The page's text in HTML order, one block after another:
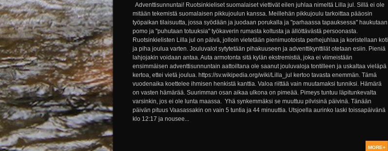
Adventtisunnuntai! Ruotsinkieliset suomalaiset viettivät eilen juhlaa nimeltä Lilla jul. Sillä ei ole
mitään tekemistä suomalaisen pikkujoulun kanssa. Meillehän pikkujoulu tarkoittaa pääosin
työpaikan tilaisuutta, jossa syödään ja juodaan porukalla ja "parhaassa tapauksessa" haukutaan
pomo ja "puhutaan totuuksia" työkaverin rumasta koltusta ja ällöttävästä persoonasta.
Ruotsinkielisten Lilla jul on päivä, jolloin vietetään pienimuotoista perhejuhlaa ja koristellaan koti
ja piha joulua varten. Jouluvalot sytytetään pihakuuseen ja adventtikynttilät otetaan esiin. Pieniä
lahjojakin voidaan antaa. Auta armotonta sitä kylän ekstremistiä, joka ei viimeistään
ensimmäisen adventtisunnuntain aattoiltana ole saanut jouluvaloja tontilleen ja uskaltaa vieläpä
kertoa, ettei vietä joulua. https://sv.wikipedia.org/wiki/Lilla_jul kertoo tavasta enemmän. Tämä
vuodenaika koettelee ihmisen henkistä kanttia. Valoa riittää vain muutamaksi tunniksi. Hämärä
on vasten hämärää. Suurimman osan aikaa ulkona on pimeää. Pimeys tuntuu läpitunkevalta
varsinkin, jos ei ole lunta maassa. Yhä synkemmäksi se muuttuu pilvisinä päivinä. Tänään
päivän pituus Vaasassakin on vain 5 tuntia ja 44 minuuttia. Utsjoella aurinko laski toissapäivänä
klo 12:17 ja nousee...
MORE+